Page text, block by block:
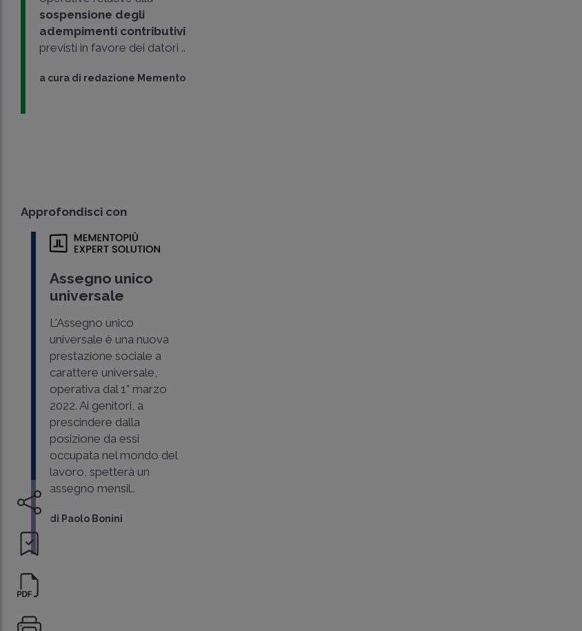
sospensione degli
adempimenti contributivi
previsti in favore dei datori ..
a cura di redazione Memento
Approfondisci con
Assegno unico
universale
L'Assegno unico
universale è una nuova
prestazione sociale a
carattere universale,
operativa dal 1° marzo
2022. Ai genitori, a
prescindere dalla
posizione da essi
occupata nel mondo del
lavoro, spetterà un
assegno mensil..
di Paolo Bonini